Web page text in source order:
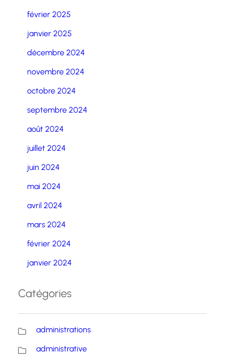
février 2025
janvier 2025
décembre 2024
novembre 2024
octobre 2024
septembre 2024
août 2024
juillet 2024
juin 2024
mai 2024
avril 2024
mars 2024
février 2024
janvier 2024
Catégories
administrations
administrative